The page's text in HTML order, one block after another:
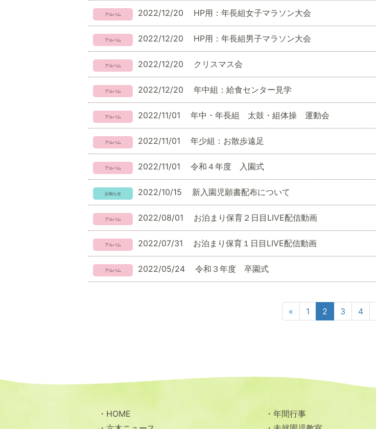
2022/12/20 HP用：年長組女子マラソン大会
2022/12/20 HP用：年長組男子マラソン大会
2022/12/20 クリスマス会
2022/12/20 年中組：給食センター見学
2022/11/01 年中・年長組 太鼓・組体操 運動会
2022/11/01 年少組：お散歩遠足
2022/11/01 令和４年度 入園式
2022/10/15 新入園児願書配布について
2022/08/01 お泊まり保育２日目LIVE配信動画
2022/07/31 お泊まり保育１日目LIVE配信動画
2022/05/24 令和３年度 卒園式
« 1 2 3 4
HOME
年間行事